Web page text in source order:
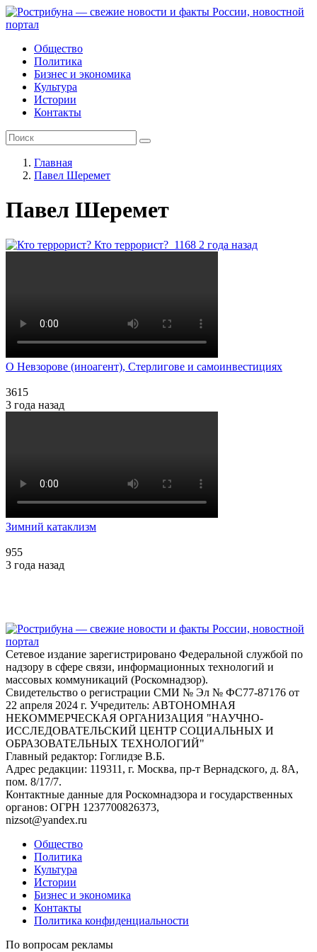
Общество
Политика
Бизнес и экономика
Культура
Истории
Контакты
Главная
Павел Шеремет
Павел Шеремет
Кто террорист? 1168 2 года назад
О Невзорове (иноагент), Стерлигове и самоинвестициях
3615
3 года назад
Зимний катаклизм
955
3 года назад
Сетевое издание зарегистрировано Федеральной службой по
надзору в сфере связи, информационных технологий и
массовых коммуникаций (Роскомнадзор).
Свидетельство о регистрации СМИ № Эл № ФС77-87176 от
22 апреля 2024 г. Учредитель: АВТОНОМНАЯ
НЕКОММЕРЧЕСКАЯ ОРГАНИЗАЦИЯ "НАУЧНО-
ИССЛЕДОВАТЕЛЬСКИЙ ЦЕНТР СОЦИАЛЬНЫХ И
ОБРАЗОВАТЕЛЬНЫХ ТЕХНОЛОГИЙ"
Главный редактор: Гоглидзе В.Б.
Адрес редакции: 119311, г. Москва, пр-т Вернадского, д. 8А,
пом. 8/17/7.
Контактные данные для Роскомнадзора и государственных
органов: ОГРН 1237700826373,
nizsot@yandex.ru
Общество
Политика
Культура
Истории
Бизнес и экономика
Контакты
Политика конфиденциальности
По вопросам рекламы